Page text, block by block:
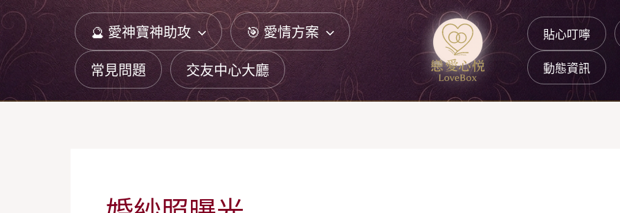
跳
至
主
要
內
🔮 愛神寶神助攻
🎯 愛情方案
常見問題
交友中心大廳
貼心叮嚀
動態資訊